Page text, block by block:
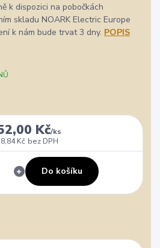
k dispozici na pobočkách
skladu NOARK Electric Europe
k nám bude trvat 3 dny. POPIS
Kč/ks
Kč bez DPH
Do košíku